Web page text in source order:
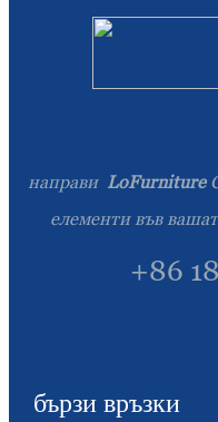
направи LoFurniture
елементи във
+86
бързи връзки